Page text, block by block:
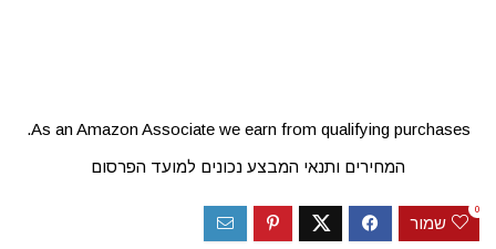
As an Amazon Associate we earn from qualifying purchases.
המחירים ותנאי המבצע נכונים למועד הפרסום
שמור
0